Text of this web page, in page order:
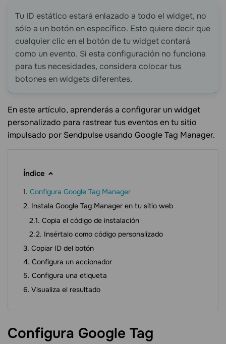
Tu ID estático estará enlazado a todo el widget, no
sólo a un botón en específico. Esto quiere decir que
cualquier clic en el botón de tu widget contará
como un evento. Si esta configuración no funciona
para tus necesidades, considera colocar tus
botones en widgets diferentes.
En este artículo, aprenderás a configurar un widget
personalizado para rastrear tus eventos en tu sitio
impulsado por Sendpulse usando Google Tag Manager.
Índice
Configura Google Tag Manager
Instala Google Tag Manager en tu sitio web
Copia el código de instalación
Insértalo como código personalizado
Copiar ID del botón
Configura un accionador
Configura una etiqueta
Visualiza el resultado
Configura Google Tag